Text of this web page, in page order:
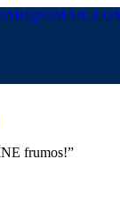
frumos!”